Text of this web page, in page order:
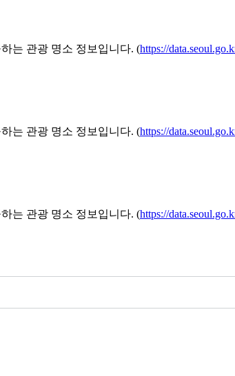
는 관광 명소 정보입니다. (https://
는 관광 명소 정보입니다. (https://
는 관광 명소 정보입니다. (https://